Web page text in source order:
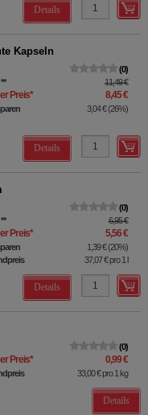
Details
Kapseln
0
** 11,49 €
Preis* 8,45 €
3,04 €(26%)
Details
0
** 6,95 €
Preis* 5,56 €
1,39 €(20%)
37,07 €pro 1 l
Details
0
Preis* 0,99 €
33,00 €pro 1 kg
Details